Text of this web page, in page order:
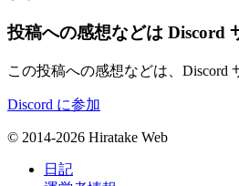
投稿への感想などは Discord
この投稿への感想などは、Discord
Discord に参加
© 2014-2026 Hiratake Web
日記